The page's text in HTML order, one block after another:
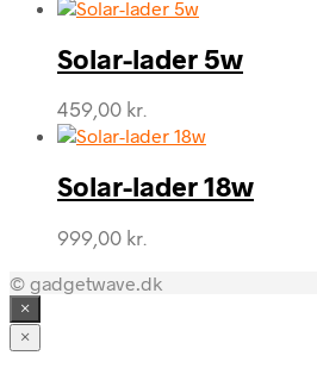
Solar-lader 5w
459,00 kr.
Solar-lader 18w
999,00 kr.
© gadgetwave.dk
×
×